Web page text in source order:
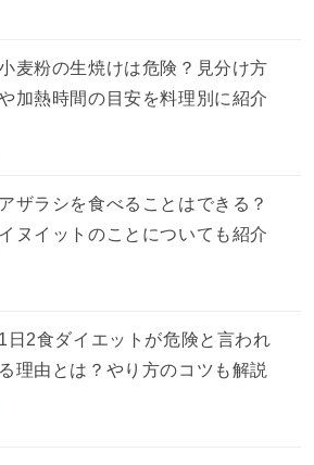
麦粉の生焼けは危険？見分け方
加熱時間の目安を料理別に紹介
アザラシを食べることはできる？
イヌイットのことについても紹介
1日2食ダイエットが危険と言われ
る理由とは？やり方のコツも解説